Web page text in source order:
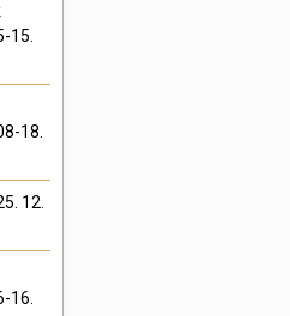
15.
18.
12.
16.